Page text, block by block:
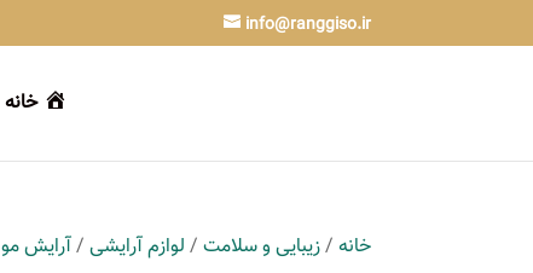
info@ranggiso.ir
خانه
خانه /زیبایی و سلامت / لوازم آرایشی /آرایش مو